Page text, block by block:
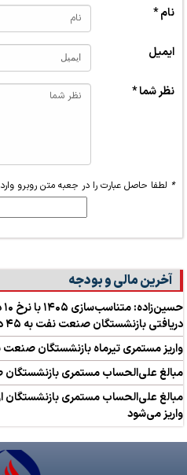
نام *
ایمیل
نظر شما *
* لطفا حاصل عبارت را در جعبه متن روبرو
آخرین مالی و بودجه
دریافتی بازنشستگان صنعت نفت به ۴۵ درصد رسید
واریز مستمری تیرماه بازنشستگان
مبالغ علی‌الحساب مستمری
مبالغ علی‌الحساب مستمری بازنشستگان
واریز می‌شود